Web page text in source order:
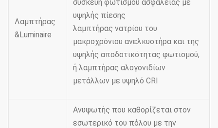
Λαμπτήρας
&Luminaire
συσκευή φωτισμού ασφάλειας με
υψηλής πίεσης
λαμπτήρας νατρίου του
μακροχρόνιου ανελκυστήρα και της
υψηλής αποδοτικότητας φωτισμού,
ή λαμπτήρας αλογονιδίων
μετάλλων με υψηλό CRI
Ανυψωτής που καθορίζεται στον
εσωτερικό του πόλου με την